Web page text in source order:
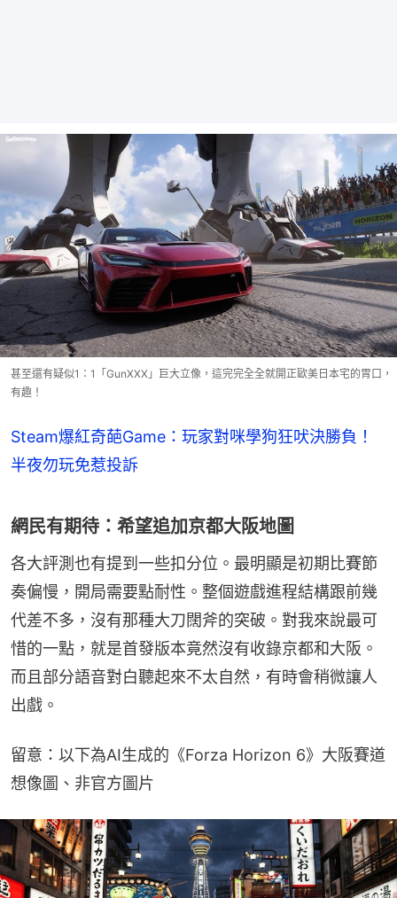
甚至還有疑似1：1「GunXXX」巨大立像，這完完全全就開正歐美日本宅的胃口，
有趣！
Steam爆紅奇葩Game：玩家對咪學狗狂吠決勝負！
半夜勿玩免惹投訴
網民有期待：希望追加京都大阪地圖
各大評測也有提到一些扣分位。最明顯是初期比賽節
奏偏慢，開局需要點耐性。整個遊戲進程結構跟前幾
代差不多，沒有那種大刀闊斧的突破。對我來說最可
惜的一點，就是首發版本竟然沒有收錄京都和大阪。
而且部分語音對白聽起來不太自然，有時會稍微讓人
出戲。
留意：以下為AI生成的《Forza Horizon 6》大阪賽道
想像圖、非官方圖片